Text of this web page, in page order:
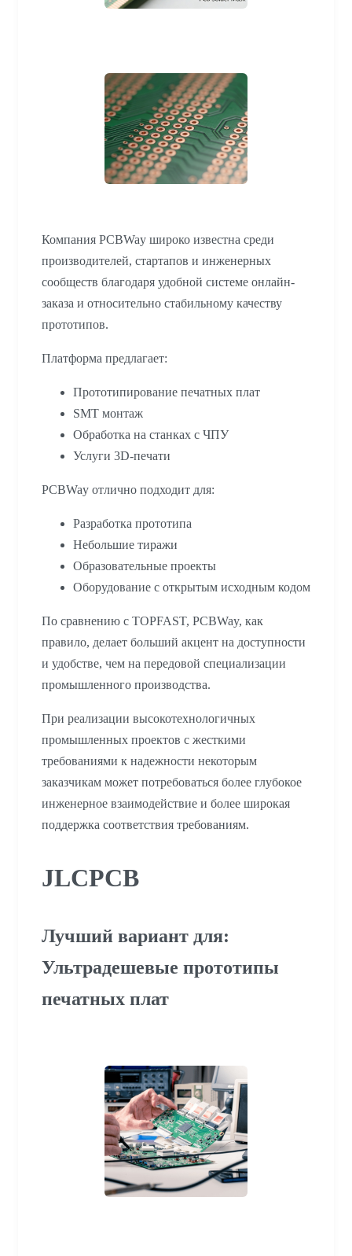
Компания PCBWay широко известна среди
производителей, стартапов и инженерных
сообществ благодаря удобной системе онлайн-
заказа и относительно стабильному качеству
прототипов.
Платформа предлагает:
Прототипирование печатных плат
SMT монтаж
Обработка на станках с ЧПУ
Услуги 3D-печати
PCBWay отлично подходит для:
Разработка прототипа
Небольшие тиражи
Образовательные проекты
Оборудование с открытым исходным кодом
По сравнению с TOPFAST, PCBWay, как
правило, делает больший акцент на доступности
и удобстве, чем на передовой специализации
промышленного производства.
При реализации высокотехнологичных
промышленных проектов с жесткими
требованиями к надежности некоторым
заказчикам может потребоваться более глубокое
инженерное взаимодействие и более широкая
поддержка соответствия требованиям.
JLCPCB
Лучший вариант для:
Ультрадешевые прототипы
печатных плат